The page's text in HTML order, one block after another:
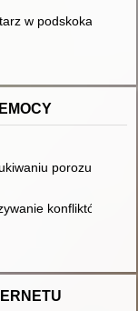
gotowość
w podskokach
szkole i w domu
dla dzieci w
porozumienia
konfliktów
docenianiu,